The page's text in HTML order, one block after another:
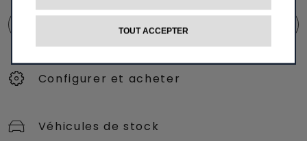
Configurer et acheter
Véhicules de stock
TOUT ACCEPTER